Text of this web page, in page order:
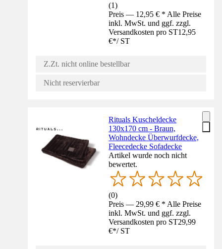
(1)
Preis — 12,95 € * Alle Preise
inkl. MwSt. und ggf. zzgl.
Versandkosten pro ST12,95
€*/ ST
Z.Zt. nicht online bestellbar
Nicht reservierbar
Rituals Kuscheldecke
130x170 cm - Braun,
Wohndecke Überwurfdecke,
Fleecedecke Sofadecke
Artikel wurde noch nicht
bewertet.
(0)
Preis — 29,99 € * Alle Preise
inkl. MwSt. und ggf. zzgl.
Versandkosten pro ST29,99
€*/ ST